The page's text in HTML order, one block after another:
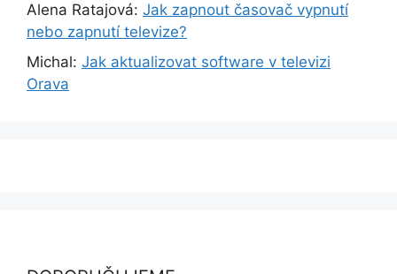
Alena Ratajová: Jak zapnout časovač vypnutí
nebo zapnutí televize?
Michal: Jak aktualizovat software v televizi
Orava